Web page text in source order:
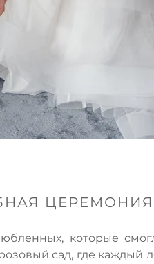
ЦЕРЕМОНИЯ
которые
сад, где каждый